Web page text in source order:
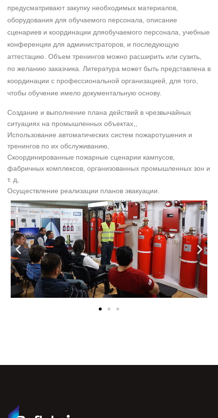
Тренинги предоставляются сотрудниками нашей компании
теоретически и / или практически для обеспечения пожарной
безопасности объекта. В ходе этих тренингов, данные услуги
предусматривают закупку необходимых материалов,
оборудования для обучаемого персонала, описание
сценариев и координации дляобучаемого персонала, учебные
конференции для администраторов, и последующую
аттестацию. Объем тренингов можно расширить или сузить,
координации с профессиональной организацией, для того,
чтобы обучение имело документальную основу.
Создание и выполнение плана действий в чрезвычайных
ситуациях на промышленных объектах,,
Использование автоматических систем пожаротушения и
тренингов по их обслуживанию,
Скоординированные пожарные сценарии кампусов,
фабричных комплексов, организованных промышленных зон и
т. д,
Осуществление реализации планов эвакуации.